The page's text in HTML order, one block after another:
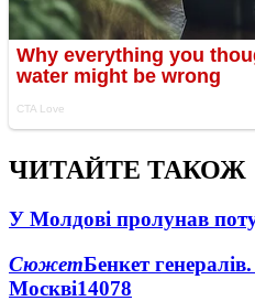
ЧИТАЙТЕ ТАКОЖ
У Молдові пролунав
СюжетБенкет
Москві14078